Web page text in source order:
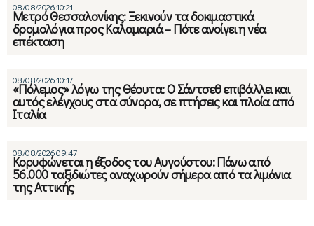
08/08/2026 10:21
Μετρό Θεσσαλονίκης: Ξεκινούν τα δοκιμαστικά
δρομολόγια προς Καλαμαριά – Πότε ανοίγει η νέα
επέκταση
08/08/2026 10:17
«Πόλεμος» λόγω της Θέουτα: Ο Σάντσεθ επιβάλλει και
αυτός ελέγχους στα σύνορα, σε πτήσεις και πλοία από
Ιταλία
08/08/2026 09:47
Κορυφώνεται η έξοδος του Αυγούστου: Πάνω από
56.000 ταξιδιώτες αναχωρούν σήμερα από τα λιμάνια
της Αττικής